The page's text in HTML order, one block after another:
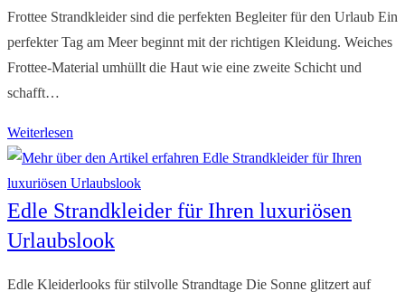
Frottee Strandkleider sind die perfekten Begleiter für den Urlaub Ein
perfekter Tag am Meer beginnt mit der richtigen Kleidung. Weiches
Frottee-Material umhüllt die Haut wie eine zweite Schicht und
schafft…
Weiterlesen
Strandkleid
–
für
Wohlfühlmomente
Strand
Edle Strandkleider für Ihren luxuriösen
Urlaubslook
Edle Kleiderlooks für stilvolle Strandtage Die Sonne glitzert auf